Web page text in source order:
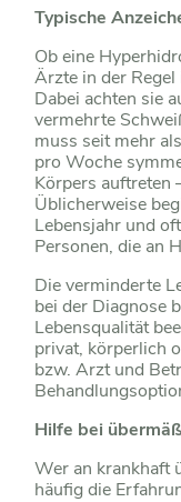
Typische
Ob eine
Ärzte in der
Dabei achten sie
vermehrte
muss seit mehr
pro Woche
Körpers auftreten
Üblicherweise
Lebensjahr und
Personen, die an
Die verminderte
bei der Diagnose
Lebensqualität
privat, körperlich
bzw. Arzt und
Hilfe bei
Wer an krankhaft
häufig die